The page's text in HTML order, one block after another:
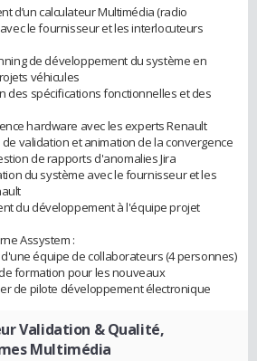
d’un calculateur Multimédia (radio
le fournisseur et les interlocuteurs
de développement du système en
véhicules
des spécifications fonctionnelles et des
hardware avec les experts Renault
validation et animation de la convergence
de rapports d'anomalies Jira
du système avec le fournisseur et les
du développement à l'équipe projet
Assystem :
équipe de collaborateurs (4 personnes)
formation pour les nouveaux
de pilote développement électronique
Validation & Qualité,
Multimédia